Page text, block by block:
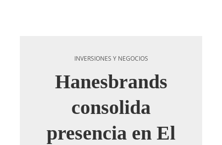
INVERSIONES Y NEGOCIOS
Hanesbrands
consolida
presencia en El